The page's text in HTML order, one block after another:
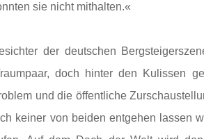
sie nicht mithalten.«
der deutschen
doch hinter den Kulissen
und die öffentliche
keiner von beiden entgehen lassen